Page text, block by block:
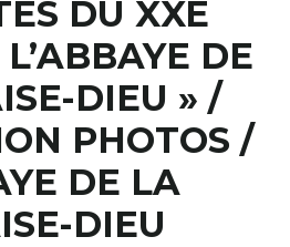
DU XXE
DE
DIEU » /
PHOTOS /
DE LA
DIEU